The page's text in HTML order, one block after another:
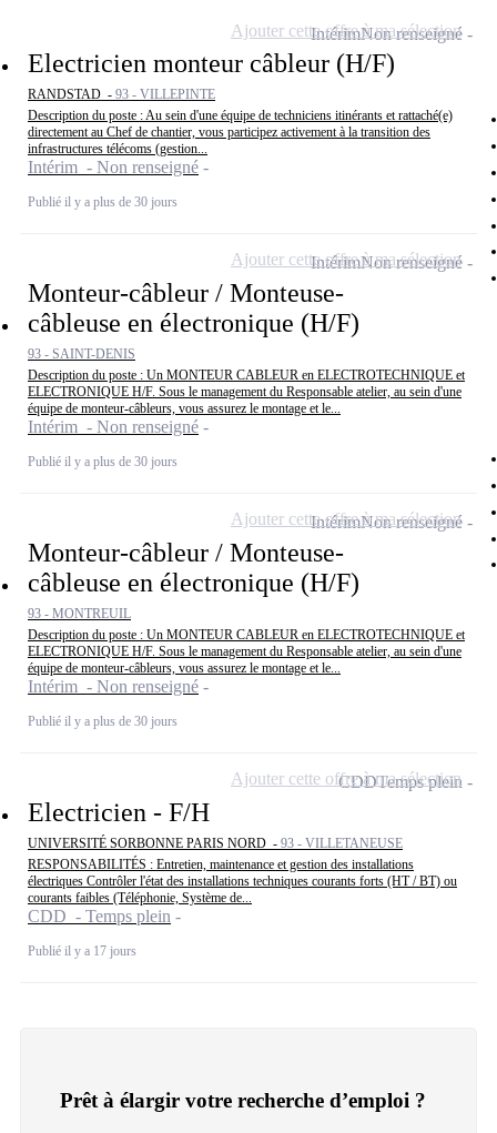
Electricien monteur câbleur (H/F)
RANDSTAD - 93 - VILLEPINTE
Description du poste : Au sein d'une équipe de techniciens itinérants et rattaché(e)
directement au Chef de chantier, vous participez activement à la transition des
infrastructures télécoms (gestion...
Intérim - Non renseigné
Publié il y a plus de 30 jours
IntérimNon renseigné
Ajouter cette offre à ma sélection
Monteur-câbleur / Monteuse-
câbleuse en électronique (H/F)
93 - SAINT-DENIS
Description du poste : Un MONTEUR CABLEUR en ELECTROTECHNIQUE et
ELECTRONIQUE H/F. Sous le management du Responsable atelier, au sein d'une
équipe de monteur-câbleurs, vous assurez le montage et le...
Intérim - Non renseigné
Publié il y a plus de 30 jours
IntérimNon renseigné
Ajouter cette offre à ma sélection
Monteur-câbleur / Monteuse-
câbleuse en électronique (H/F)
93 - MONTREUIL
Description du poste : Un MONTEUR CABLEUR en ELECTROTECHNIQUE et
ELECTRONIQUE H/F. Sous le management du Responsable atelier, au sein d'une
équipe de monteur-câbleurs, vous assurez le montage et le...
Intérim - Non renseigné
Publié il y a plus de 30 jours
IntérimNon renseigné
Ajouter cette offre à ma sélection
Electricien - F/H
UNIVERSITÉ SORBONNE PARIS NORD - 93 - VILLETANEUSE
RESPONSABILITÉS : Entretien, maintenance et gestion des installations
électriques Contrôler l'état des installations techniques courants forts (HT / BT) ou
courants faibles (Téléphonie, Système de...
CDD - Temps plein
Publié il y a 17 jours
CDDTemps plein
Ajouter cette offre à ma sélection
Prêt à élargir votre recherche d’emploi ?